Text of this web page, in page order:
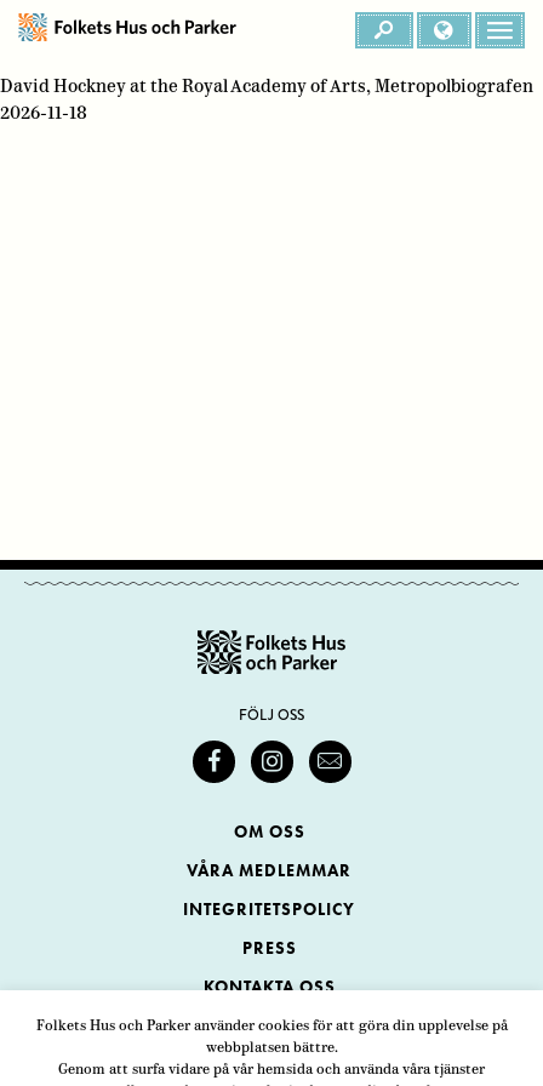
Folkets Hus och Parker använder cookies för att göra din upplevelse på
webbplatsen bättre.
Genom att surfa vidare på vår hemsida och använda våra tjänster
David Hockney at the Royal Academy of Arts, Metropolbiografen
2026-11-18
FÖLJ OSS
OM OSS
VÅRA MEDLEMMAR
INTEGRITETSPOLICY
PRESS
KONTAKTA OSS
Folkets Hus och Parker